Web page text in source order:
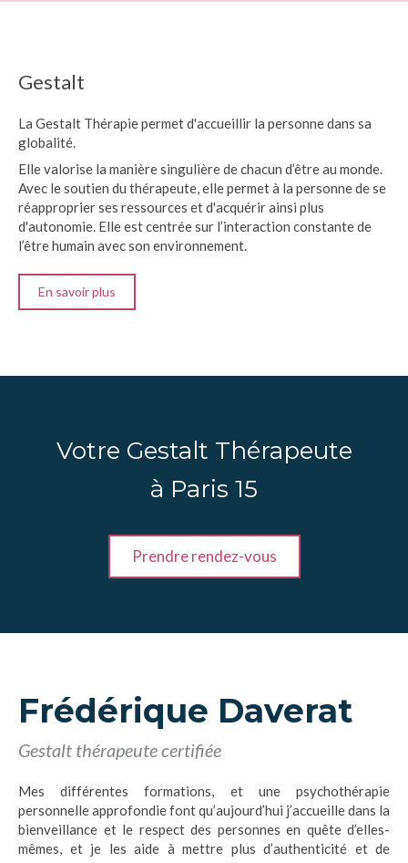
Gestalt
La Gestalt Thérapie permet d'accueillir la personne dans sa
globalité.
Elle valorise la manière singulière de chacun d’être au monde.
Avec le soutien du thérapeute, elle permet à la personne de se
réapproprier ses ressources et d'acquérir ainsi plus
d'autonomie. Elle est centrée sur l’interaction constante de
l’être humain avec son environnement.
En savoir plus
Votre Gestalt Thérapeute
à Paris 15
Prendre rendez-vous
Frédérique Daverat
Gestalt thérapeute certifiée
Mes différentes formations, et une psychothérapie
personnelle approfondie font qu’aujourd’hui j’accueille dans la
bienveillance et le respect des personnes en quête d’elles-
mêmes, et je les aide à mettre plus d’authenticité et de